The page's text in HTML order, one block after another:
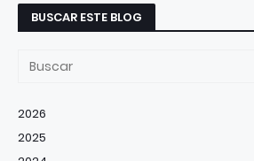
BUSCAR ESTE BLOG
2026
2025